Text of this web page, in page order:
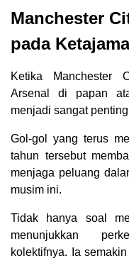
Manchester
pada
Ketika Manchester
Arsenal di papan
menjadi sangat
Gol-gol yang terus
tahun tersebut
menjaga peluang
musim ini.
Tidak hanya soal
menunjukkan
kolektifnya. Ia